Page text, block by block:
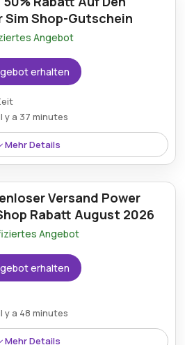
Sim Shop-Gutschein
Angebot
erhalten
y a 37 minutes
Mehr Details
Rabatte von bis zu 50%.
Kein Minimum erforderlich
Zeitlich begrenztes Angebot
mit anderen Aktionen
Versand Power
Rabatt August 2026
Angebot
erhalten
y a 48 minutes
Mehr Details